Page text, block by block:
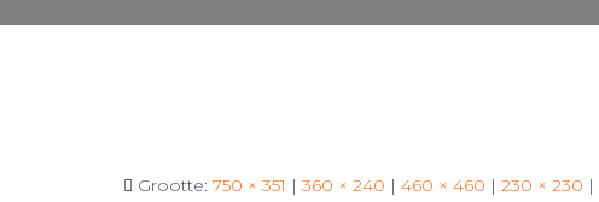
Grootte: 750 × 351 | 360 × 240 | 460 × 460 | 230 × 230 |